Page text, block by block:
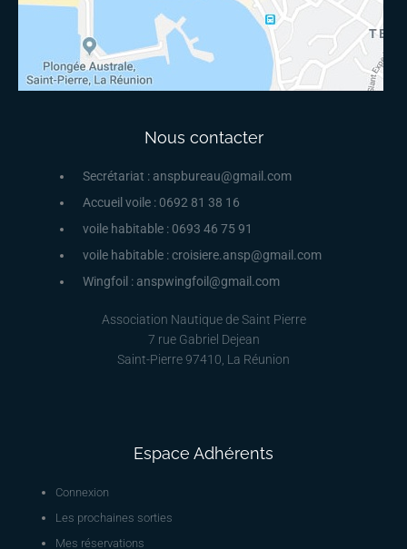
Nous contacter
Secrétariat : anspbureau@gmail.com
Accueil voile : 0692 81 38 16
voile habitable : 0693 46 75 91
voile habitable : croisiere.ansp@gmail.com
Wingfoil : anspwingfoil@gmail.com
Association Nautique de Saint Pierre
7 rue Gabriel Dejean
Saint-Pierre 97410, La Réunion
Espace Adhérents
Connexion
Les prochaines sorties
Mes réservations